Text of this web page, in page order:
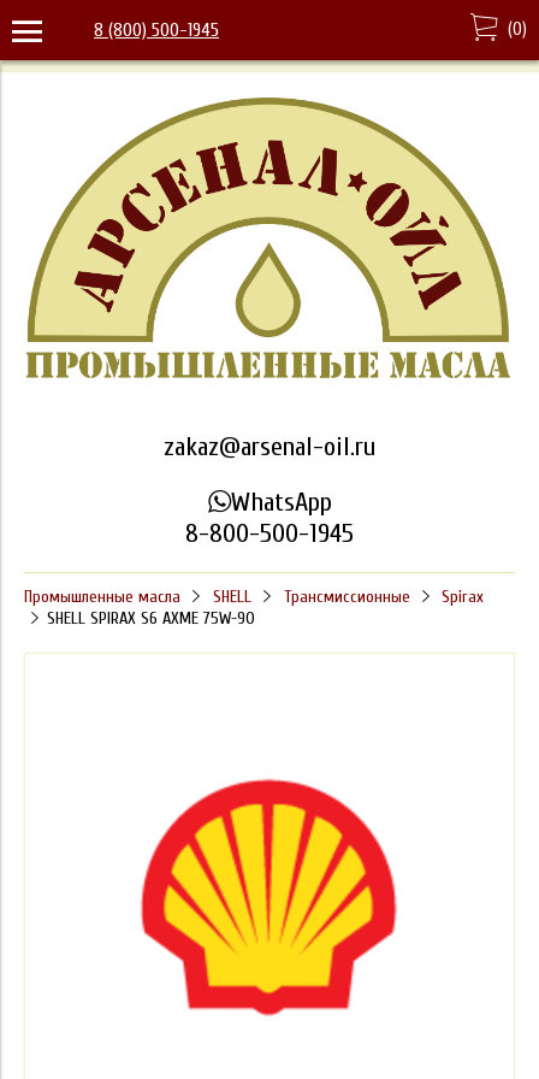
8 (800) 500-1945 (0)
zakaz@arsenal-oil.ru
WhatsApp
8-800-500-1945
Промышленные масла SHELL Трансмиссионные
Spirax
SHELL SPIRAX S6 AXME 75W-90